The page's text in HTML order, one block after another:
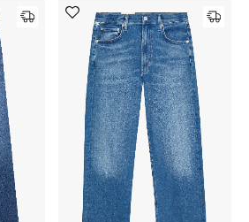
الحقائب النسائية
أحذية النسائية
الجمال
الأطفال